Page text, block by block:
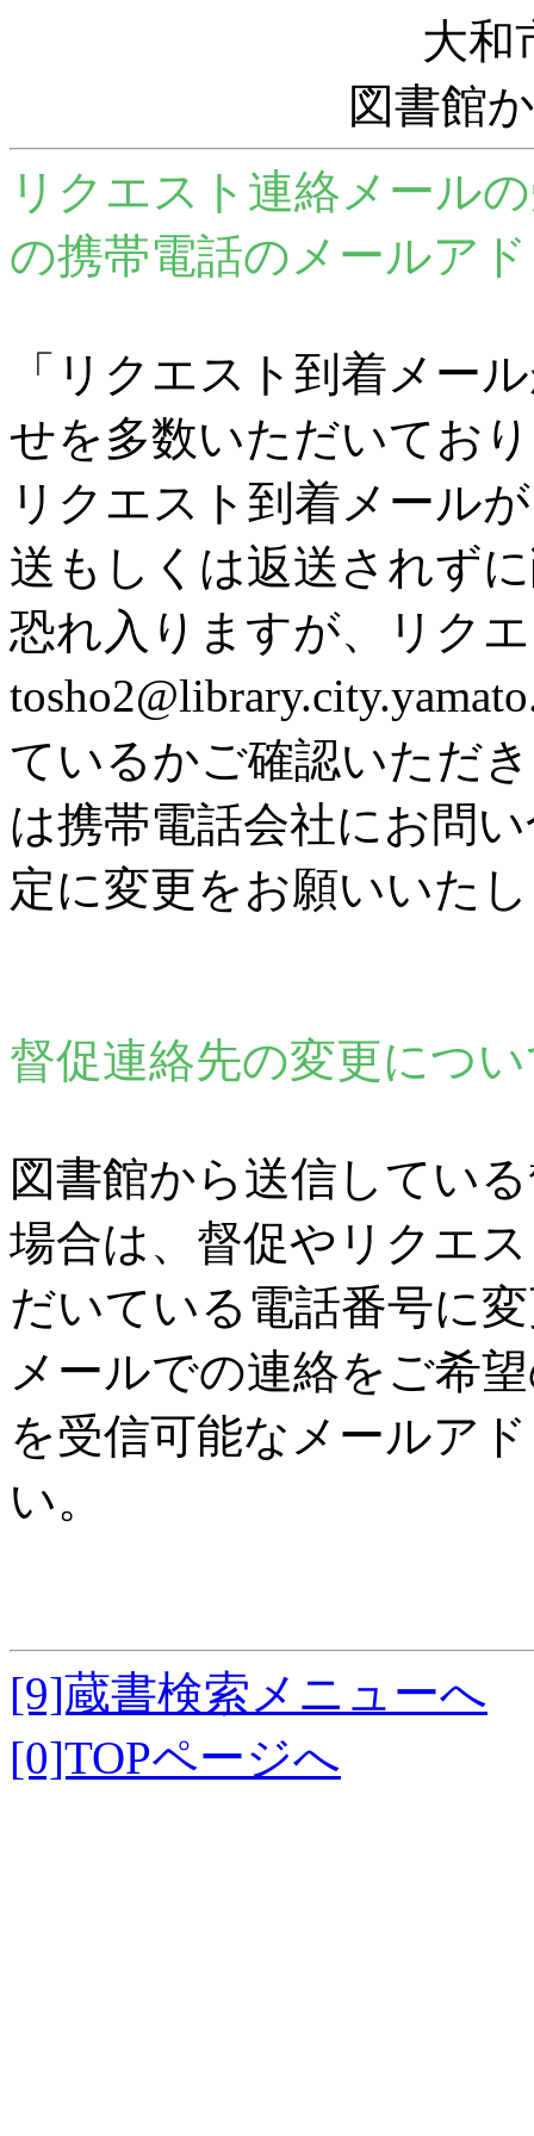
大和
図書館
リクエスト連絡メール
の携帯電話のメールア
「リクエスト到着メー
せを多数いただいてお
リクエスト到着メール
送もしくは返送されず
恐れ入りますが、リク
ているかご確認いただ
は携帯電話会社にお問
定に変更をお願いいた
督促連絡先の変更につ
図書館から送信してい
場合は、督促やリクエ
だいている電話番号に
メールでの連絡をご希
を受信可能なメールア
い。
[9]蔵書検索メニューへ
[0]TOPページへ